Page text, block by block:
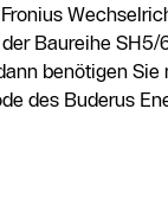
Baureihe
benötigen
des Buderus